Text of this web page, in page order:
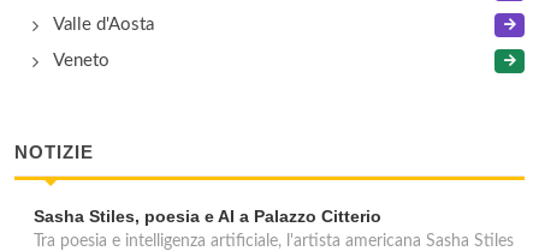
Valle d'Aosta
Veneto
NOTIZIE
Sasha Stiles, poesia e AI a Palazzo Citterio
Tra poesia e intelligenza artificiale, l'artista americana Sasha Stiles